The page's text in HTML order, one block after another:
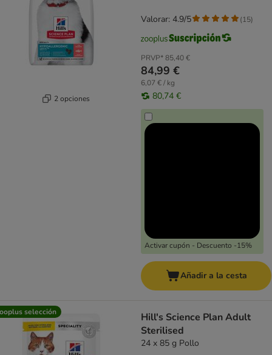
2 opciones
PRVP*85,40 €
84,99 €
6,07 € / kg
80,74 €
Activar cupón - Descuento -15%
Valorar: 4.9/5 (15)
Añadir a la cesta
selección
Hill's Science Plan Adult
Sterilised
24 x 85 g Pollo